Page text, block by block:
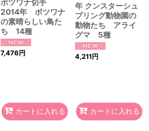
ボツワナ切手
2014年 ボツワナ
の素晴らしい鳥た
ち 14種
7,476円
カートに入れる
年 クンスターシュ
プリング動物園の
動物たち アライ
グマ 5種
4,211円
カートに入れる